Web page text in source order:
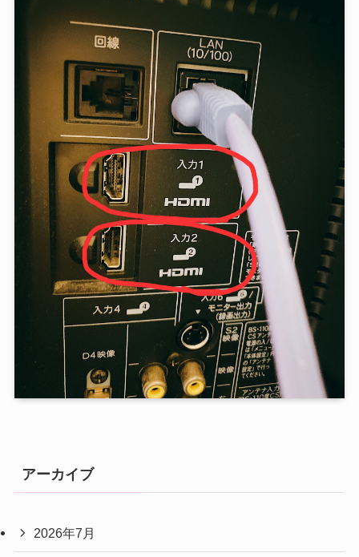
アーカイブ
2026年7月